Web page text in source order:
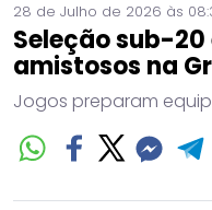
28 de Julho de 2026 às
Seleção sub-
amistosos na
Jogos preparam